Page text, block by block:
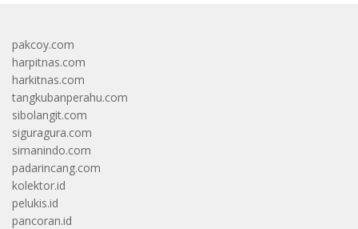
pakcoy.com
harpitnas.com
harkitnas.com
tangkubanperahu.com
sibolangit.com
siguragura.com
simanindo.com
padarincang.com
kolektor.id
pelukis.id
pancoran.id